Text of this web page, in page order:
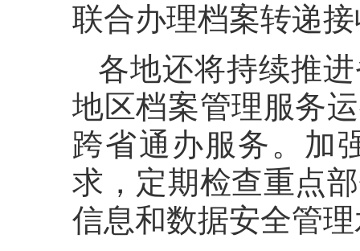
联合办理档案转递
各地还将持续推
地区档案管理服务
跨省通办服务。加
求，定期检查重点
信息和数据安全管